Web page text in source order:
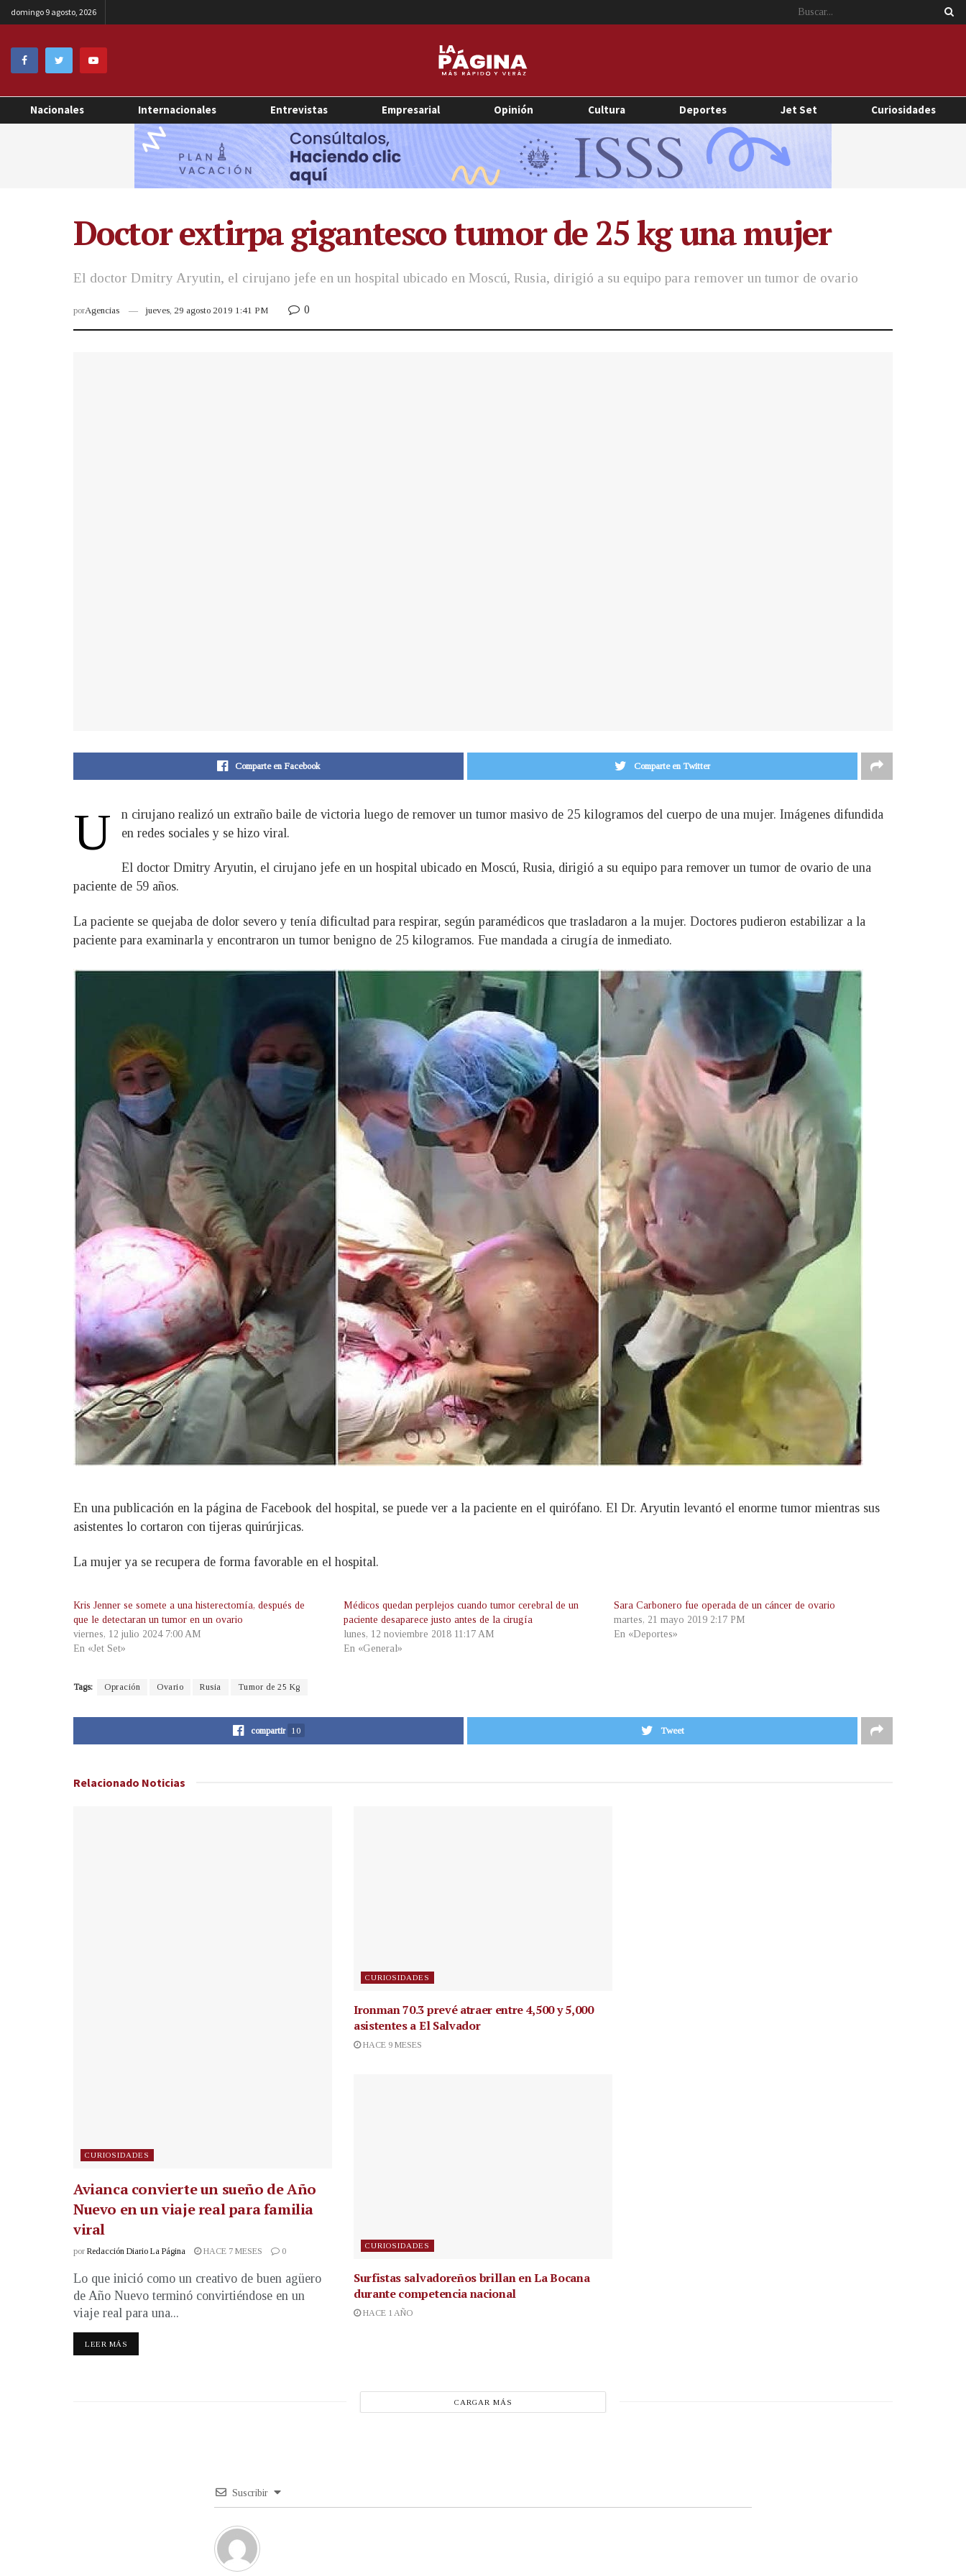
domingo 9 agosto, 2026
Nacionales Internacionales Entrevistas Empresarial Opinión Cultura Deportes Jet Set Curiosidades
Doctor extirpa gigantesco tumor de 25 kg una mujer
El doctor Dmitry Aryutin, el cirujano jefe en un hospital ubicado en Moscú, Rusia, dirigió a su equipo para remover un tumor de ovario
porAgencias jueves, 29 agosto 2019 1:41 PM 0
Comparte en Facebook Comparte en Twitter
U
n cirujano realizó un extraño baile de victoria luego de remover un tumor masivo de 25 kilogramos del cuerpo de una mujer. Imágenes difundida
en redes sociales y se hizo viral.
El doctor Dmitry Aryutin, el cirujano jefe en un hospital ubicado en Moscú, Rusia, dirigió a su equipo para remover un tumor de ovario de una
paciente de 59 años.
La paciente se quejaba de dolor severo y tenía dificultad para respirar, según paramédicos que trasladaron a la mujer. Doctores pudieron estabilizar a la
paciente para examinarla y encontraron un tumor benigno de 25 kilogramos. Fue mandada a cirugía de inmediato.
En una publicación en la página de Facebook del hospital, se puede ver a la paciente en el quirófano. El Dr. Aryutin levantó el enorme tumor mientras sus
asistentes lo cortaron con tijeras quirúrjicas.
La mujer ya se recupera de forma favorable en el hospital.
Kris Jenner se somete a una histerectomía, después de
que le detectaran un tumor en un ovario
viernes, 12 julio 2024 7:00 AM
En «Jet Set»
Médicos quedan perplejos cuando tumor cerebral de un
paciente desaparece justo antes de la cirugía
lunes, 12 noviembre 2018 11:17 AM
En «General»
Sara Carbonero fue operada de un cáncer de ovario
martes, 21 mayo 2019 2:17 PM
En «Deportes»
Tags: Opración Ovario Rusia Tumor de 25 Kg
compartir 10 Tweet
Relacionado Noticias
CURIOSIDADES
Avianca convierte un sueño de Año
Nuevo en un viaje real para familia
viral
por Redacción Diario La Página HACE 7 MESES 0
Lo que inició como un creativo de buen agüero
de Año Nuevo terminó convirtiéndose en un
viaje real para una...
LEER MÁS
CURIOSIDADES
Ironman 70.3 prevé atraer entre 4,500 y 5,000
asistentes a El Salvador
HACE 9 MESES
CURIOSIDADES
Surfistas salvadoreños brillan en La Bocana
durante competencia nacional
HACE 1 AÑO
CARGAR MÁS
Suscribir